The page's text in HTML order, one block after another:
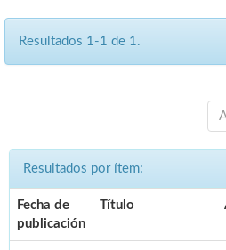
Resultados 1-1 de 1.
Resultados por ítem:
Fecha de
publicación
Título